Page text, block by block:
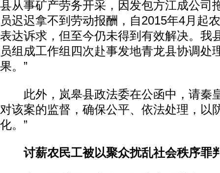
县从事矿产劳务开采，因发包方江成公司
员迟迟拿不到劳动报酬，自2015年4月起
表达诉求，但至今仍未得到有效解决。我
员组成工作组四次赴事发地青龙县协调处
果。”
此外，岚皋县政法委在公函中，请秦
对该案的监督，确保公平、依法处理，以
化。”
讨薪农民工被以聚众扰乱社会秩序罪